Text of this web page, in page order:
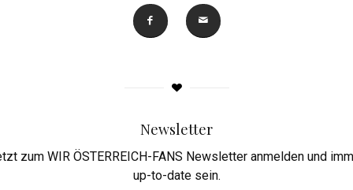
Newsletter
zum WIR ÖSTERREICH-FANS Newsletter anmelden und
up-to-date sein.